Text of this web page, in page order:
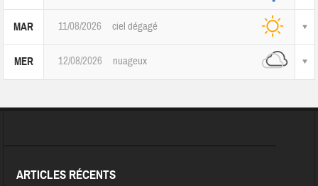
MAR 11/08/2026 ciel dégagé
MER 12/08/2026 nuageux
ARTICLES RÉCENTS